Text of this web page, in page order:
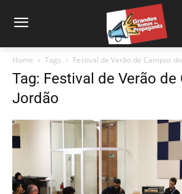
Home Tags Festival de Verão de Campos
Tag: Festival de Verão
Jordão